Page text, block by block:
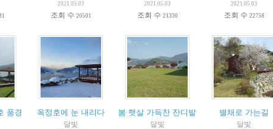
2021.05.03
조회 수 20501
2021.05.03
조회 수 21330
2021.05.03
조회 수 22758
풍경 옥정호에 눈 내리다
달빛
봄 햇살 가득찬 잔디밭에서 옥정호를 한눈에~
달빛
별채로 가는길
달빛